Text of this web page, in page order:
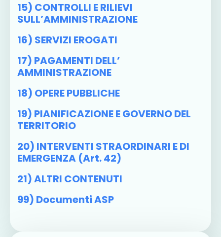
15) CONTROLLI E RILIEVI
SULL’AMMINISTRAZIONE
16) SERVIZI EROGATI
17) PAGAMENTI DELL’
AMMINISTRAZIONE
18) OPERE PUBBLICHE
19) PIANIFICAZIONE E GOVERNO DEL
TERRITORIO
20) INTERVENTI STRAORDINARI E DI
EMERGENZA (art. 42)
21) ALTRI CONTENUTI
99) Documenti ASP